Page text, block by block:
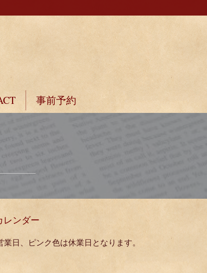
事前予約
レンダー
業日、ピンク色は休業日となります。